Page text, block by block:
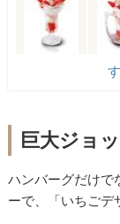
巨大ジョ
ハンバーグだけで
ーで、「いちごデ